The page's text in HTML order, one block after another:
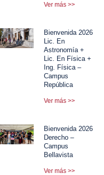
Ver más >>
Bienvenida 2026
Lic. En
Astronomía +
Lic. En Física +
Ing. Física –
Campus
República
Ver más >>
Bienvenida 2026
Derecho –
Campus
Bellavista
Ver más >>